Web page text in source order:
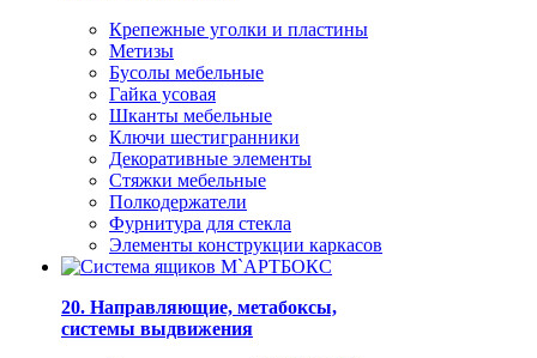
Крепежные уголки и пластины
Метизы
Бусолы мебельные
Гайка усовая
Шканты мебельные
Ключи шестигранники
Декоративные элементы
Стяжки мебельные
Полкодержатели
Фурнитура для стекла
Элементы конструкции каркасов
20. Направляющие, метабоксы,
системы выдвижения